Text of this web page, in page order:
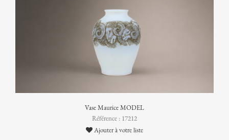
Vase Maurice MODEL
Référence : 17212
Ajouter à votre liste